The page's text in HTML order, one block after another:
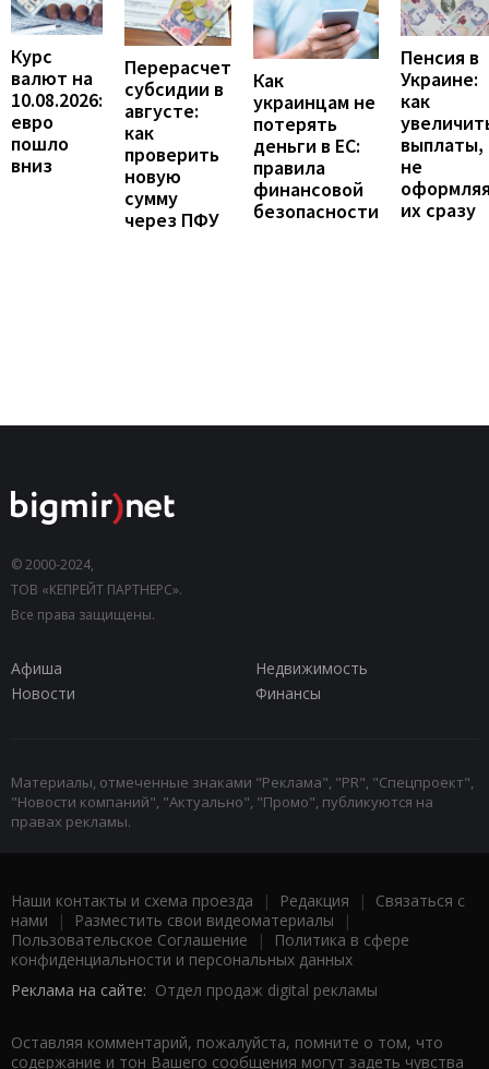
Курс
валют на
10.08.2026:
евро
пошло
вниз
Перерасчет
субсидии в
августе:
как
проверить
новую
сумму
через ПФУ
Как
украинцам не
потерять
деньги в ЕС:
правила
финансовой
безопасности
Пенсия в
Украине:
как
выплаты,
не
их сразу
© 2000-2024,
ТОВ «КЕПРЕЙТ ПАРТНЕРС».
Все права защищены.
Афиша
Недвижимость
Новости
Финансы
Материалы, отмеченные знаками "Реклама", "PR", "Спецпроект",
"Новости компаний", "Актуально", "Промо", публикуются на
правах рекламы.
Наши контакты и схема проезда | Редакция | Связаться с
нами | Разместить свои видеоматериалы |
Пользовательское Соглашение |
Политика в сфере
конфиденциальности и персональных данных
Реклама на сайте: Отдел продаж digital рекламы
Оставляя комментарий, пожалуйста, помните о том, что
содержание и тон Вашего сообщения могут задеть чувства